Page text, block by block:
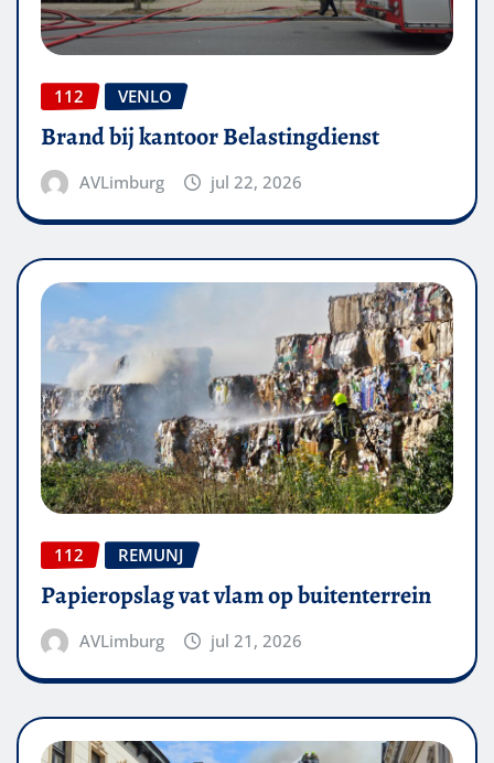
112 VENLO
Brand bij kantoor Belastingdienst
AVLimburg jul 22, 2026
112 REMUNJ
Papieropslag vat vlam op buitenterrein
AVLimburg jul 21, 2026